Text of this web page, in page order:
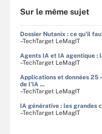
Sur le même sujet
Dossier Nutanix : ce qu'il
–TechTarget LeMagIT
Agents IA et IA agentique :
–TechTarget LeMagIT
Applications et données 25
de l'IA ...
–TechTarget LeMagIT
IA générative : les grandes
–TechTarget LeMagIT